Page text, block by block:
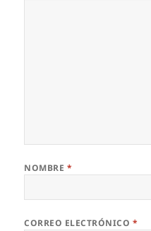
NOMBRE *
CORREO ELECTRÓNICO *